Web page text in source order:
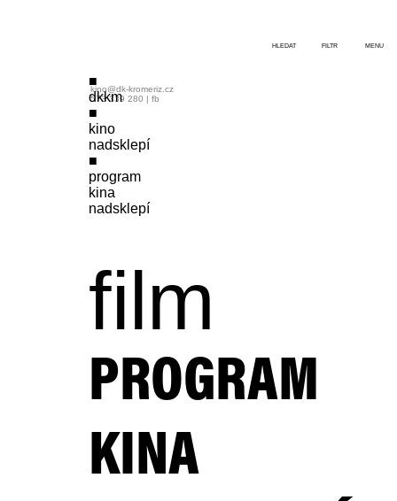
dkkm
kino
nadsklepí
program
kina
nadsklepí
film
PROGRAM
KINA
kino@dk-kromeriz.cz
573 339 280 | fb
HLEDAT FILTR MENU